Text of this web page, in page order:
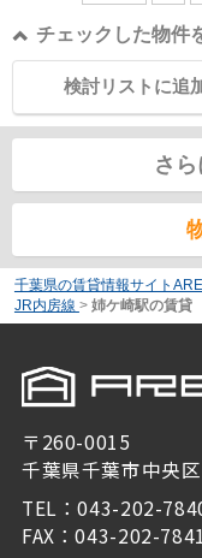
チェックした物件
検討リストに追
さ
千葉県の賃貸情報サイト
JR内房線 > 姉ケ崎駅の賃貸
〒260-0015
千葉県千葉市中央
TEL：043-202-
FAX：043-202-7841